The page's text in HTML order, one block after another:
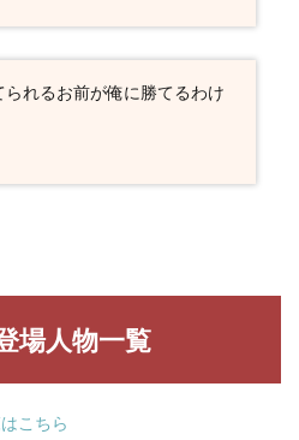
れるお前が俺に勝てるわけ
場人物一覧
こちら